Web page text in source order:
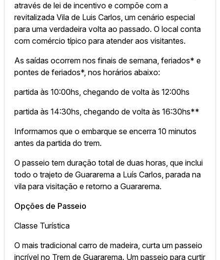
através de lei de incentivo e compõe com a
revitalizada Vila de Luis Carlos, um cenário especial
para uma verdadeira volta ao passado. O local conta
com comércio típico para atender aos visitantes.
As saídas ocorrem nos finais de semana, feriados* e
pontes de feriados*, nos horários abaixo:
partida às 10:00hs, chegando de volta às 12:00hs
partida às 14:30hs, chegando de volta às 16:30hs**
Informamos que o embarque se encerra 10 minutos
antes da partida do trem.
O passeio tem duração total de duas horas, que inclui
todo o trajeto de Guararema a Luís Carlos, parada na
vila para visitação e retorno a Guararema.
Opções de Passeio
Classe Turística
O mais tradicional carro de madeira, curta um passeio
incrível no Trem de Guararema. Um passeio para curtir